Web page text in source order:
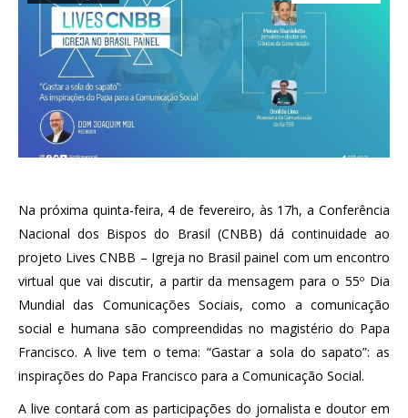
Na próxima quinta-feira, 4 de fevereiro, às 17h, a Conferência
Nacional dos Bispos do Brasil (CNBB) dá continuidade ao
projeto Lives CNBB – Igreja no Brasil painel com um encontro
virtual que vai discutir, a partir da mensagem para o 55º Dia
Mundial das Comunicações Sociais, como a comunicação
social e humana são compreendidas no magistério do Papa
Francisco. A live tem o tema: “Gastar a sola do sapato”: as
inspirações do Papa Francisco para a Comunicação Social.
A live contará com as participações do jornalista e doutor em